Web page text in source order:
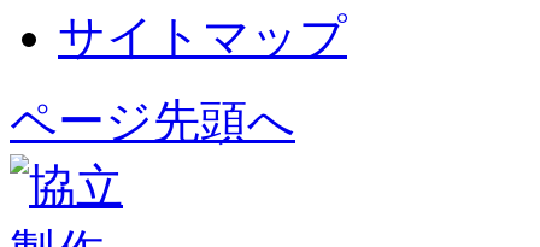
サイトマップ
ページ先頭へ